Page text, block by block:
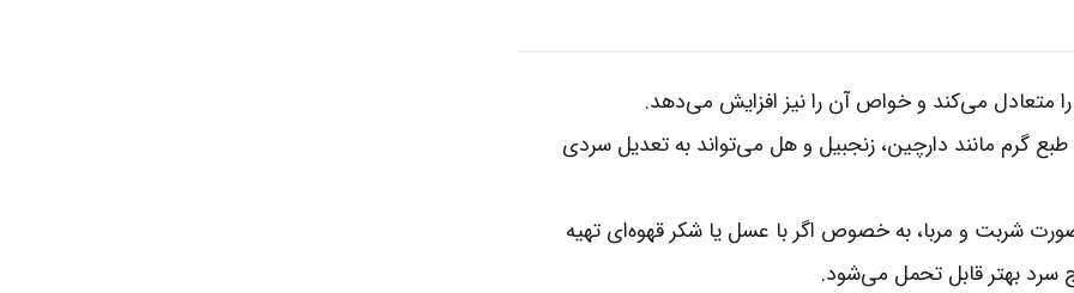
متعادل می‌کند و خواص آن را نیز افزایش می‌دهد.
گرم مانند دارچین، زنجبیل و هل می‌تواند به تعدیل سردی
شربت و مربا، به خصوص اگر با عسل یا شکر قهوه‌ای تهیه
سرد بهتر قابل تحمل می‌شود.